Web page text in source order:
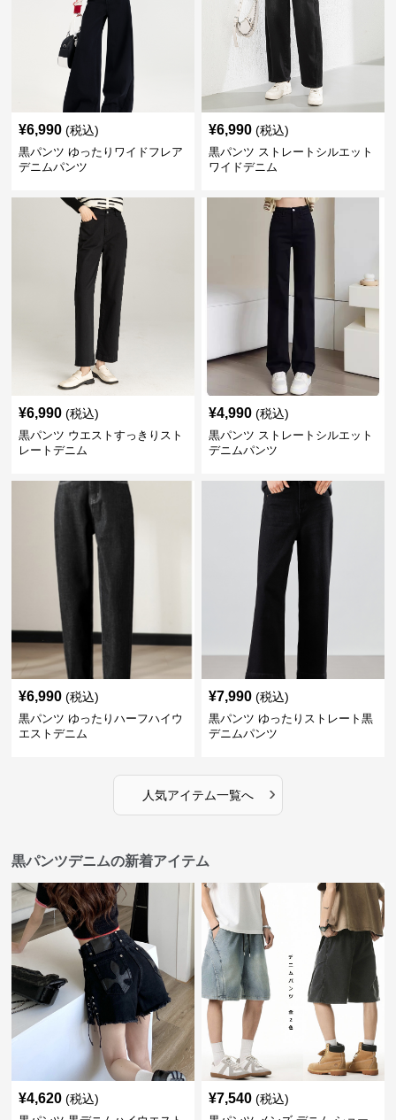
¥6,990 (税込)
黒パンツ ゆったりワイドフレア
デニムパンツ
¥6,990 (税込)
黒パンツ ストレートシルエット
ワイドデニム
¥6,990 (税込)
黒パンツ ウエストすっきりスト
レートデニム
¥4,990 (税込)
黒パンツ ストレートシルエット
デニムパンツ
¥6,990 (税込)
黒パンツ ゆったりハーフハイウ
エストデニム
¥7,990 (税込)
黒パンツ ゆったりストレート黒
デニムパンツ
人気アイテム一覧へ ›
黒パンツデニムの新着アイテム
¥4,620 (税込) ¥7,540 (税込)